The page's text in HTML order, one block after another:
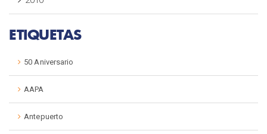
ETIQUETAS
50 Aniversario
AAPA
Antepuerto